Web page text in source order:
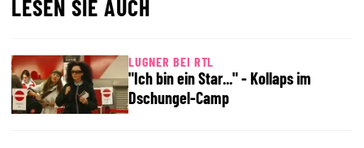
LESEN SIE AUCH
LUGNER BEI RTL
"Ich bin ein Star..." - Kollaps im
Dschungel-Camp